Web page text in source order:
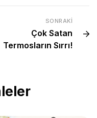
SONRAKI
Çok Satan
Termosların Sırrı!